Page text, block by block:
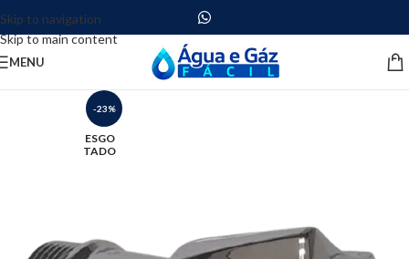
Skip to navigation
Skip to main content
MENU
-23%
ESGO
TADO